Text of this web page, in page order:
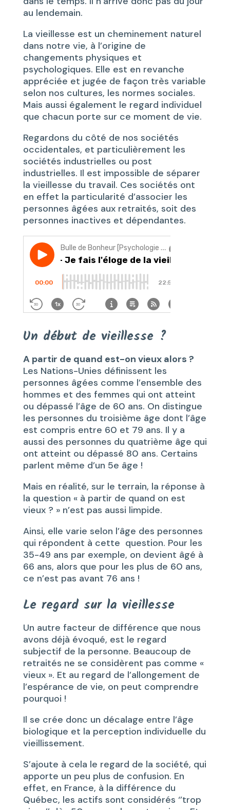
au lendemain.
La vieillesse est un cheminement naturel
dans notre vie, à l’origine de
changements physiques et
psychologiques. Elle est en revanche
appréciée et jugée de façon très variable
selon nos cultures, les normes sociales.
Mais aussi également le regard individuel
que chacun porte sur ce moment de vie.
Regardons du côté de nos sociétés
occidentales, et particulièrement les
sociétés industrielles ou post
industrielles. Il est impossible de séparer
la vieillesse du travail. Ces sociétés ont
en effet la particularité d’associer les
personnes âgées aux retraités, soit des
personnes inactives et dépendantes.
Un début de vieillesse ?
A partir de quand est-on vieux alors ?
Les Nations-Unies définissent les
personnes âgées comme l’ensemble des
hommes et des femmes qui ont atteint
ou dépassé l’âge de 60 ans. On distingue
les personnes du troisième âge dont l’âge
est compris entre 60 et 79 ans. Il y a
aussi des personnes du quatrième âge qui
ont atteint ou dépassé 80 ans. Certains
parlent même d’un 5e âge !
Mais en réalité, sur le terrain, la réponse à
la question « à partir de quand on est
vieux ? » n’est pas aussi limpide.
Ainsi, elle varie selon l’âge des personnes
qui répondent à cette question. Pour les
35-49 ans par exemple, on devient âgé à
66 ans, alors que pour les plus de 60 ans,
ce n’est pas avant 76 ans !
Le regard sur la vieillesse
Un autre facteur de différence que nous
avons déjà évoqué, est le regard
subjectif de la personne. Beaucoup de
retraités ne se considèrent pas comme «
vieux ». Et au regard de l’allongement de
l’espérance de vie, on peut comprendre
pourquoi !
Il se crée donc un décalage entre l’âge
biologique et la perception individuelle du
vieillissement.
S’ajoute à cela le regard de la société, qui
apporte un peu plus de confusion. En
effet, en France, à la différence du
Québec, les actifs sont considérés ‘’trop